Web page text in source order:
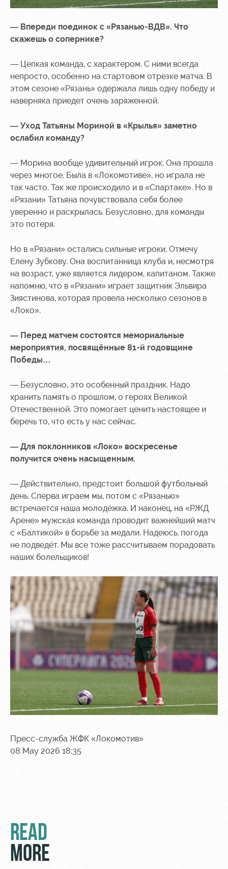
— Впереди поединок с «Рязанью-ВДВ». Что
скажешь о сопернике?
— Цепкая команда, с характером. С ними всегда
непросто, особенно на стартовом отрезке матча. В
этом сезоне «Рязань» одержала лишь одну победу и
наверняка приедет очень заряженной.
— Уход Татьяны Мориной в «Крылья» заметно
ослабил команду?
— Морина вообще удивительный игрок. Она прошла
через многое. Была в «Локомотиве», но играла не
так часто. Так же происходило и в «Спартаке». Но в
«Рязани» Татьяна почувствовала себя более
уверенно и раскрылась. Безусловно, для команды
это потеря.
Но в «Рязани» остались сильные игроки. Отмечу
Елену Зубкову. Она воспитанница клуба и, несмотря
на возраст, уже является лидером, капитаном. Также
напомню, что в «Рязани» играет защитник Эльвира
Зиястинова, которая провела несколько сезонов в
«Локо».
— Перед матчем состоятся мемориальные
мероприятия, посвящённые 81-й годовщине
Победы…
— Безусловно, это особенный праздник. Надо
хранить память о прошлом, о героях Великой
Отечественной. Это помогает ценить настоящее и
беречь то, что есть у нас сейчас.
— Для поклонников «Локо» воскресенье
получится очень насыщенным.
— Действительно, предстоит большой футбольный
день. Сперва играем мы, потом с «Рязанью»
встречается наша молодёжка. И наконец, на «РЖД
Арене» мужская команда проводит важнейший матч
с «Балтикой» в борьбе за медали. Надеюсь, погода
не подведёт. Мы все тоже рассчитываем порадовать
наших болельщиков!
Пресс-служба ЖФК «Локомотив»
08 May 2026 18:35
READ
MORE